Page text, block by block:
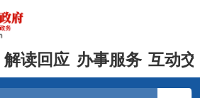
解读回应 办事服务 互动